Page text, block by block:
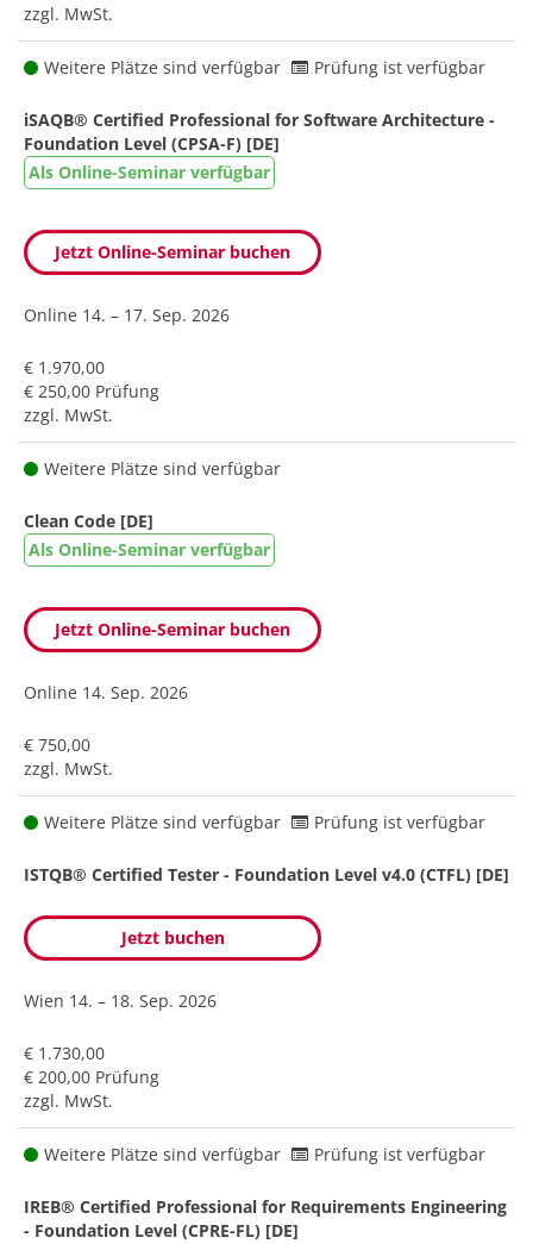
zzgl. MwSt.
Weitere Plätze sind verfügbar Prüfung ist verfügbar
iSAQB® Certified Professional for Software Architecture -
Foundation Level (CPSA-F) [DE]
Als Online-Seminar verfügbar
Jetzt Online-Seminar buchen
Online 14. – 17. Sep. 2026
€ 1.970,00
€ 250,00 Prüfung
zzgl. MwSt.
Weitere Plätze sind verfügbar
Clean Code [DE]
Als Online-Seminar verfügbar
Jetzt Online-Seminar buchen
Online 14. Sep. 2026
€ 750,00
zzgl. MwSt.
Weitere Plätze sind verfügbar Prüfung ist verfügbar
ISTQB® Certified Tester - Foundation Level v4.0 (CTFL) [DE]
Jetzt buchen
Wien 14. – 18. Sep. 2026
€ 1.730,00
€ 200,00 Prüfung
zzgl. MwSt.
Weitere Plätze sind verfügbar Prüfung ist verfügbar
IREB® Certified Professional for Requirements Engineering
- Foundation Level (CPRE-FL) [DE]